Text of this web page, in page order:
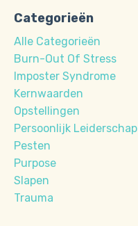
Categorieën
Alle Categorieën
Burn-Out Of Stress
Imposter Syndrome
Kernwaarden
Opstellingen
Persoonlijk Leiderschap
Pesten
Purpose
Slapen
Trauma